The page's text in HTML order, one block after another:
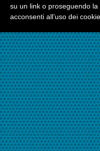
su un link o proseguendo
acconsenti all’uso dei cookie.